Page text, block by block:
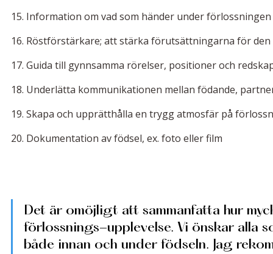
15. Information om vad som händer under
16. Röstförstärkare; att stärka förutsättningarna för
17. Guida till gynnsamma rörelser, positioner och
18. Underlätta kommunikationen mellan födande,
19. Skapa och upprätthålla en trygg atmosfär på
20. Dokumentation av födsel, ex. foto eller film
Det är omöjligt att sammanfatta hur
förlossnings-upplevelse. Vi önskar alla
både innan och under födseln. Jag